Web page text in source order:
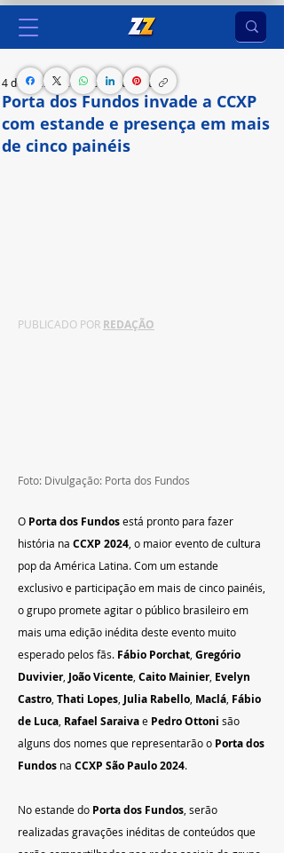
Porta dos Fundos invade a CCXP
com estande e presença em mais
de cinco painéis
4 de dez. de 2024 2 min de leitura
PUBLICADO POR REDAÇÃO
Foto: Divulgação: Porta dos Fundos
O Porta dos Fundos está pronto para fazer
história na CCXP 2024 , o maior evento de cultura
pop da América Latina. Com um estande
exclusivo e participação em mais de cinco painéis,
o grupo promete agitar o público brasileiro em
mais uma edição inédita deste evento muito
esperado pelos fãs. Fábio Porchat Gregório
Duvivier, João Vicente Caito Mainier, Evelyn
Castro Thati Lopes Julia Rabello Maclá Fábio
de Luca Rafael Saraiva e Pedro Ottoni são
alguns dos nomes que representarão o Porta dos
Fundos na CCXP São Paulo 2024.
No estande do Porta dos Fundos , serão
realizadas gravações inéditas de conteúdos que